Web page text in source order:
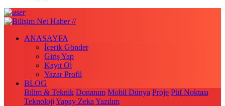
ANASAYFA
İçerik Gönder
Giriş Yap
Kayıt Ol
Yazar Profil
BLOG
Bilim & Teknik Donanım Mobil Dünya Proje Püf Noktası
Teknoloji Yapay Zeka Yazılım